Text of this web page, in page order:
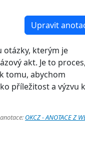
Upravit
otázky, kterým je
akt. Je to proces,
tomu, abychom
příležitost a výzvu k
OKCZ - ANOTACE Z